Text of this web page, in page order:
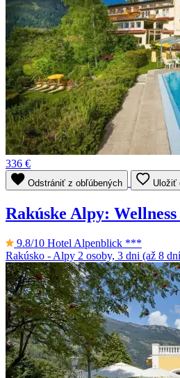
Menej fotiek
336 €
Odstrániť z obľúbených Uložiť
Rakúske Alpy:
9.8/10 Hotel Alpenblick ***
Rakúsko - Alpy 2 osoby, 3 dni (až 8